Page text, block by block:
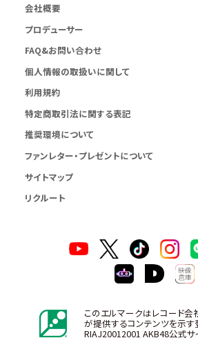
会社概要
プロデューサー
FAQ&お問い合わせ
個人情報の取扱いに関して
利用規約
特定商取引法に関する表記
推奨環境について
ファンレター・プレゼントについて
サイトマップ
リクルート
このエルマークはレコード会
が提供するコンテンツを示す
RIAJ20012001 AKB48公式サ